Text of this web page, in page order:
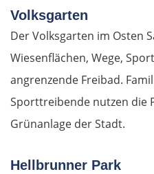
Volksgarten
Der Volksgarten im Osten
Wiesenflächen, Wege,
angrenzende Freibad.
Sporttreibende nutzen die
Grünanlage der Stadt.
Hellbrunner Park